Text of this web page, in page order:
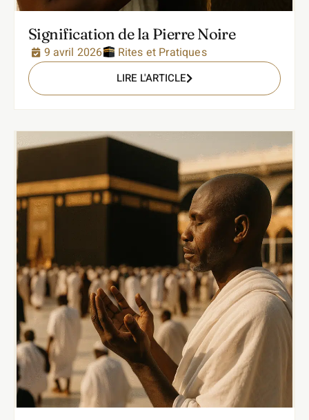
Signification de la Pierre Noire
9 avril 2026 Rites et Pratiques
LIRE L'ARTICLE